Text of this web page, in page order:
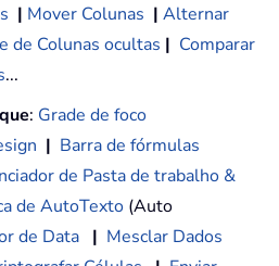
| Mover Colunas | Alternar
de Colunas ocultas | Comparar
...
: Grade de foco
| Barra de fórmulas
de Pasta de trabalho &
de AutoTexto (Auto
de Data | Mesclar Dados